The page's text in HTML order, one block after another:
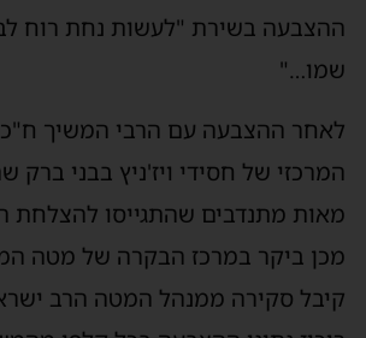
ההצבעה בשירת "לעשות נחת רוח
שמו…"
לאחר ההצבעה עם הרבי המשיך
המרכזי של חסידי ויז'ניץ בבני
מאות מתנדבים שהתגייסו
מכן ביקר במרכז הבקרה של מטה
קיבל סקירה ממנהל המטה הרב